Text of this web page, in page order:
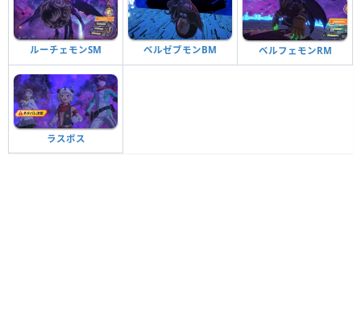
ルーチェモンSM ベルゼブモンBM ベルフェモンRM
ラスボス